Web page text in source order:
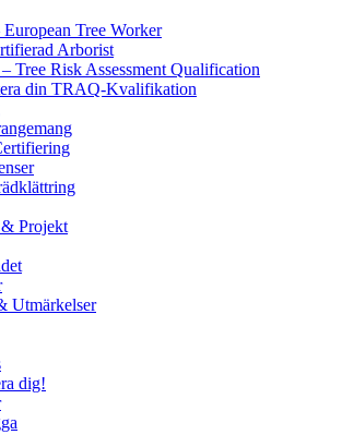
Tree Worker
Arborist
Tree Risk Assessment Qualification
din TRAQ-Kvalifikation
Projekt
Utmärkelser
dig!